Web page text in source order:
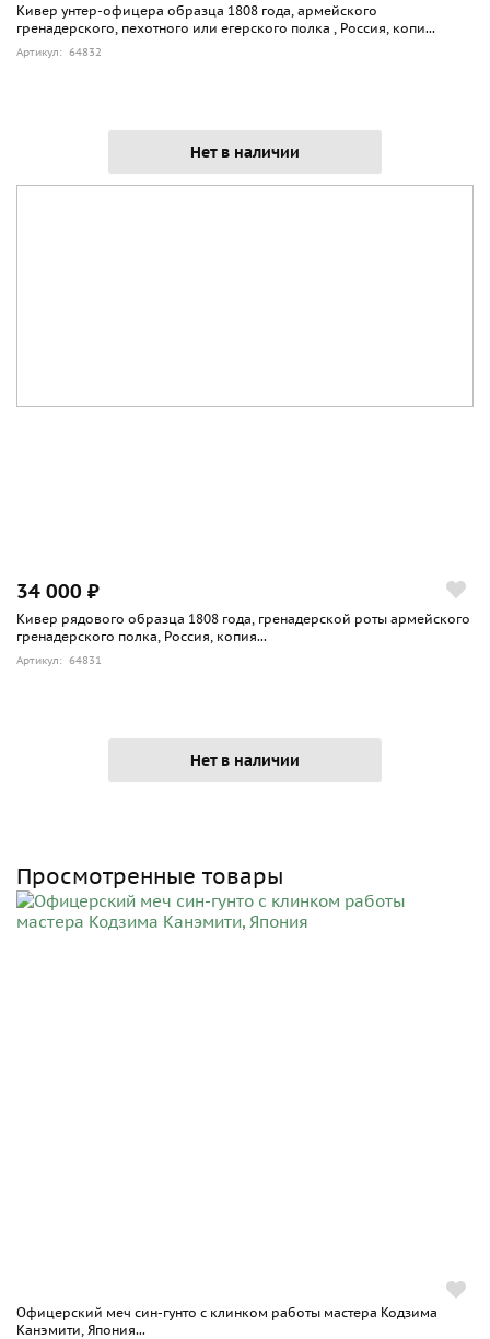
Кивер унтер-офицера образца 1808 года, армейского
гренадерского, пехотного или егерского полка , Россия, копи...
Артикул: 64832
Нет в наличии
34 000 ₽
Кивер рядового образца 1808 года, гренадерской роты армейского
гренадерского полка, Россия, копия...
Артикул: 64831
Нет в наличии
Просмотренные товары
Офицерский меч син-гунто с клинком работы мастера Кодзима
Канэмити, Япония...